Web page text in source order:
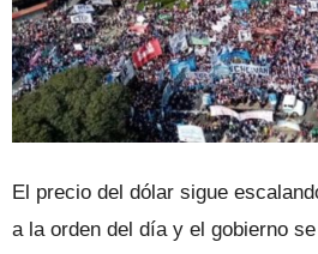
El precio del dólar sigue
a la orden del día y el gobierno